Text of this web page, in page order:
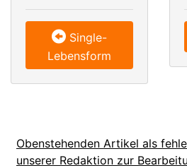
Single-
Lebensform
Obenstehenden Artikel als
unserer Redaktion zur